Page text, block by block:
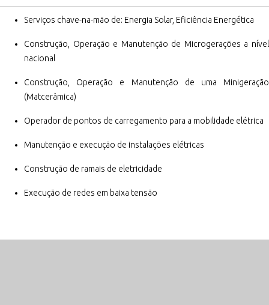
Serviços chave-na-mão de: Energia Solar, Eficiência Energética
Construção, Operação e Manutenção de Microgerações a nível
nacional
Construção, Operação e Manutenção de uma Minigeração
(Matcerâmica)
Operador de pontos de carregamento para a mobilidade elétrica
Manutenção e execução de instalações elétricas
Construção de ramais de eletricidade
Execução de redes em baixa tensão